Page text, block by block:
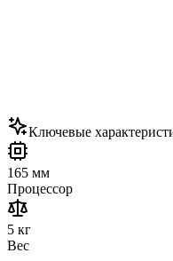
Ключевые
165 мм
Процессор
5 кг
Вес